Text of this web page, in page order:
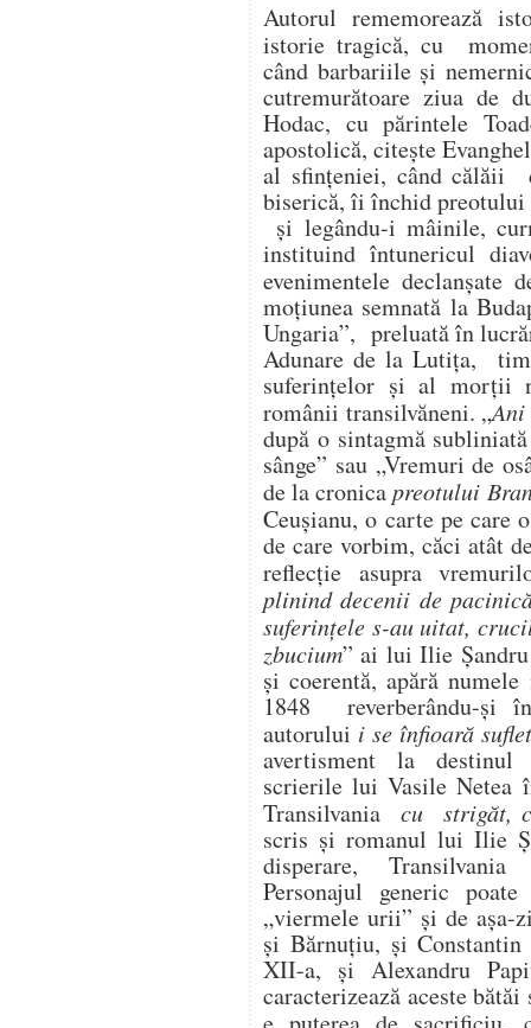
Autorul rememorează
istorie tragică, cu
când barbariile şi
cutremurătoare ziua de
Hodac, cu părintele
apostolică, citeşte
al sfinţeniei, când călăii
biserică, îi închid preotului
şi legându-i mâinile,
instituind întunericul
evenimentele declanşate
moţiunea semnată la
Ungaria”, preluată în
Adunare de la Lutiţa,
suferinţelor şi al morţii
românii transilvăneni. „Ani
după o sintagmă
sânge” sau „Vremuri de
de la cronicapreotului
Ceuşianu, o carte pe care
de care vorbim, căci atât
reflecţie asupra
plinind decenii de
suferinţele s-au uitat,
zbucium” ai lui Ilie
şi coerentă, apără
1848 reverberându-şi
autorului i se înfioară
avertisment la destinul
scrierile lui Vasile Netea
Transilvaniacu strigăt,
scris şi romanul lui Ilie
disperare,
Personajul generic
„viermele urii” şi de aşa-
şi Bărnuţiu, şi
XII-a, şi Alexandru
caracterizează aceste